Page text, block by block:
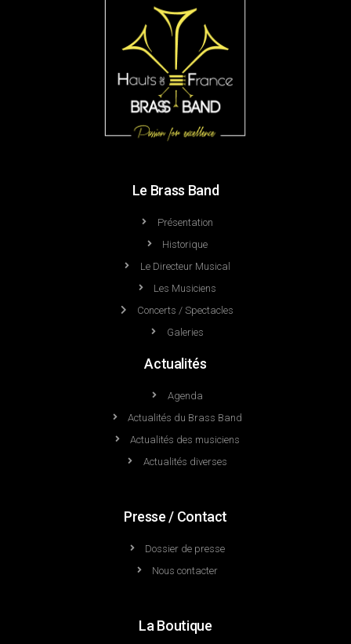
Le Brass Band
Présentation
Historique
Le Directeur Musical
Les Musiciens
Concerts / Spectacles
Galeries
Actualités
Agenda
Actualités du Brass Band
Actualités des musiciens
Actualités diverses
Presse / Contact
Dossier de presse
Nous contacter
La Boutique